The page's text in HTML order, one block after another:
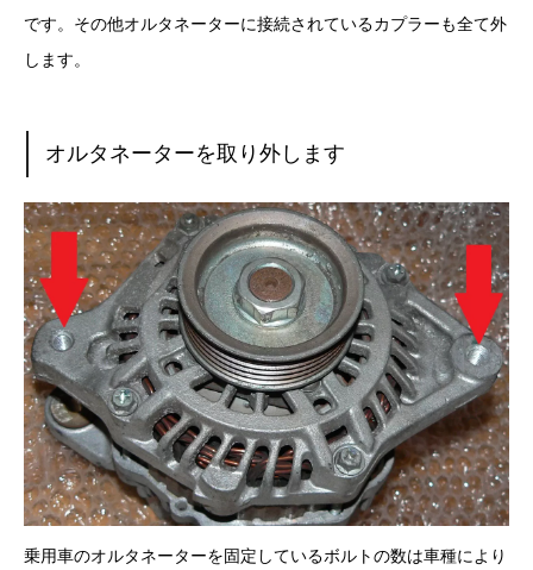
です。その他オルタネーターに接続されているカプラーも全て外
します。
オルタネーターを取り外します
乗用車のオルタネーターを固定しているボルトの数は車種により